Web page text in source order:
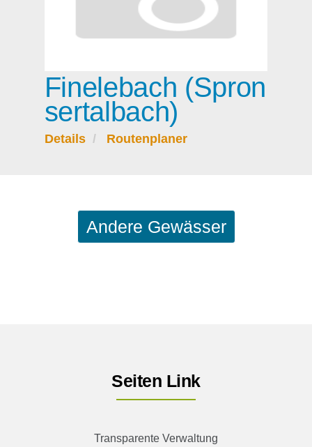
Finelebach (Spron
sertalbach)
Details Routenplaner
Andere Gewässer
Seiten Link
Transparente Verwaltung